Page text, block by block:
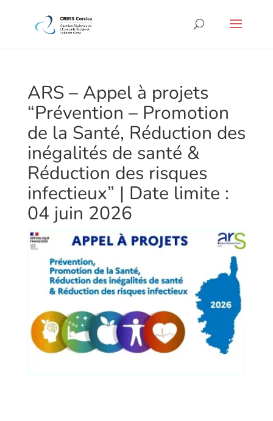
ARS – Appel à projets
“Prévention – Promotion
de la Santé, Réduction des
inégalités de santé &
Réduction des risques
infectieux” | Date limite :
04 juin 2026